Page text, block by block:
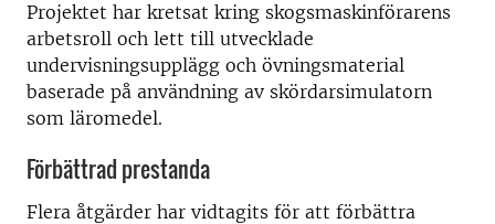
Projektet har kretsat kring skogsmaskinförarens
arbetsroll och lett till utvecklade
undervisningsupplägg och övningsmaterial
baserade på användning av skördarsimulatorn
som läromedel.
Förbättrad prestanda
Flera åtgärder har vidtagits för att förbättra